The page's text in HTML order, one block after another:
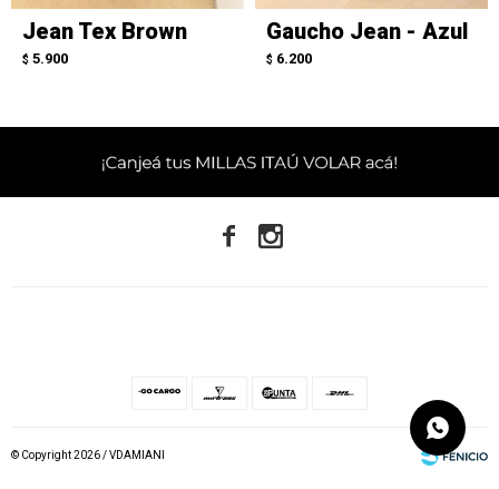
Jean Tex Brown
$ 5.900
Gaucho Jean - Azul
$ 6.200
 
© Copyright 2026 / VDAMIANI